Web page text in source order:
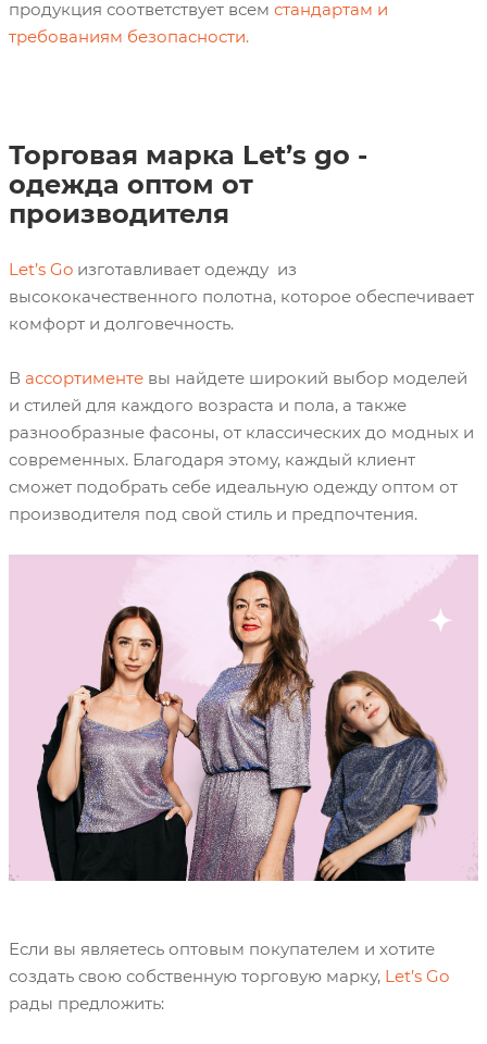
продукция соответствует всем стандартам и
требованиям безопасности.
Торговая марка Let’s go -
одежда оптом от
производителя
Let’s Go изготавливает одежду из
высококачественного полотна, которое обеспечивает
комфорт и долговечность.
В ассортименте вы найдете широкий выбор моделей
и стилей для каждого возраста и пола, а также
разнообразные фасоны, от классических до модных и
современных. Благодаря этому, каждый клиент
сможет подобрать себе идеальную одежду оптом от
производителя под свой стиль и предпочтения.
Если вы являетесь оптовым покупателем и хотите
создать свою собственную торговую марку, Let’s Go
рады предложить: